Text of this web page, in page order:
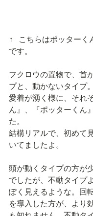
↑ こちらはポッターく
です。
フクロウの置物で、首
プと、動かないタイプ。
愛着が湧く様に、それ
ん』、『ポッターくん
た。
結構リアルで、初めて
いてましたよ。
頭が動くタイプの方が
でしたが、不動タイプ
ぽく見えるような。回
を導入した方が、より